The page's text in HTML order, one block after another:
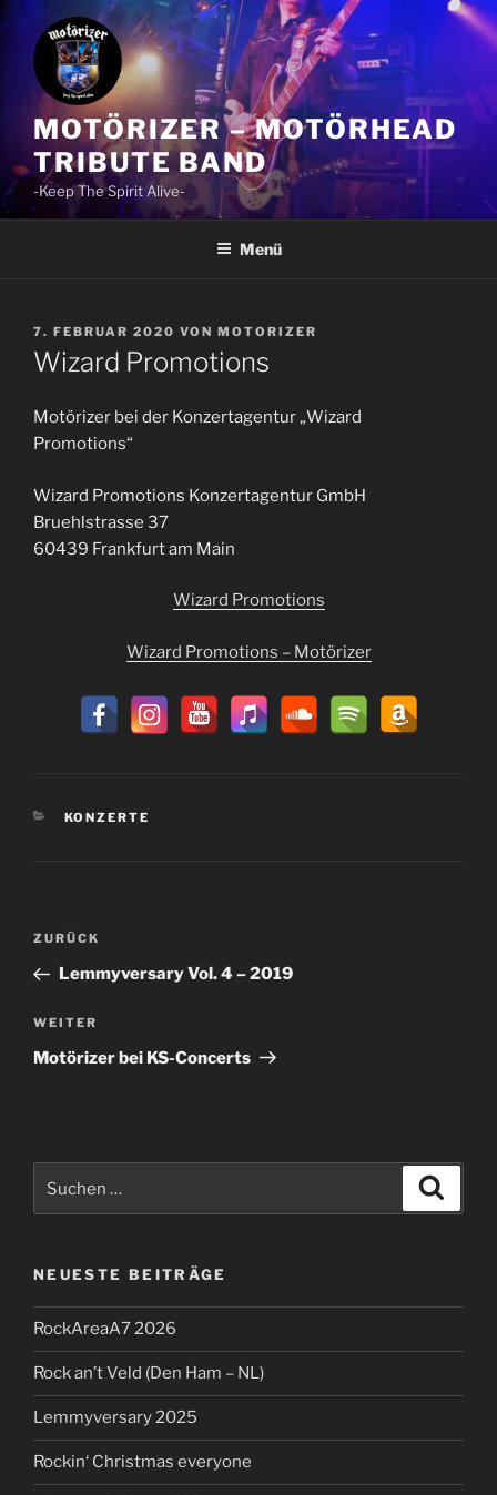
Inhalt
springen
MOTÖRIZER – MOTÖRHEAD
TRIBUTE BAND
-Keep The Spirit Alive-
Menü
VERÖFFENTLICHT
AM
7. FEBRUAR 2020 VON MOTORIZER
Wizard Promotions
Motörizer bei der Konzertagentur „Wizard
Promotions“
Wizard Promotions Konzertagentur GmbH
Bruehlstrasse 37
60439 Frankfurt am Main
Wizard Promotions
Wizard Promotions – Motörizer
KATEGORIEN
KONZERTE
Beitragsnavigation
Vorheriger
Beitrag
ZURÜCK
Lemmyversary Vol. 4 – 2019
Nächster
Beitrag
WEITER
Motörizer bei KS-Concerts
nach:
NEUESTE BEITRÄGE
RockAreaA7 2026
Rock an’t Veld (Den Ham – NL)
Lemmyversary 2025
Rockin‘ Christmas everyone